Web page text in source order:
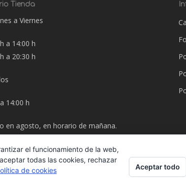
Tienda
a Viernes
a 14:00 h
a 20:30 h
14:00 h
en agosto, en horario de mañana.
el funcionamiento de la web,
todas las cookies, rechazar
de cookies Aceptar todo